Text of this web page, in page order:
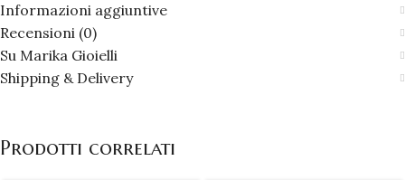
Informazioni aggiuntive
Recensioni (0)
Su Marika Gioielli
Shipping & Delivery
Prodotti correlati